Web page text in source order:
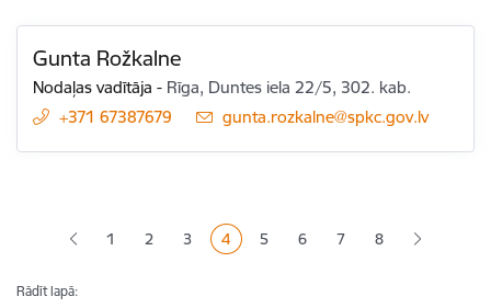
Gunta Rožkalne
Nodaļas vadītāja - Rīga, Duntes iela 22/5, 302. kab.
+371 67387679
E-pasts:
gunta.rozkalne@spkc.gov.lv
LapošanaLapa
1 Lapa
2 Lapa
3 Pašreizējā lapa
4 Lapa
5 Lapa
6 Lapa
7 8
Rādīt lapā: